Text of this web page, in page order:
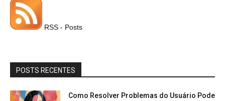
RSS - Posts
POSTS RECENTES
Como Resolver Problemas do Usuário Pode